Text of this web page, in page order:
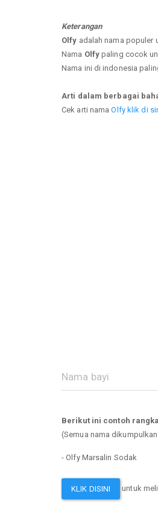
Keterangan
Olfy adalah nama populer
Nama Olfypaling cocok
Nama ini di indonesia
Arti dalam berbagai
Cek arti namaOlfy klik di
Berikut ini contoh
(Semua nama
- Olfy Marsalin Sodak
KLIK DISINI untuk